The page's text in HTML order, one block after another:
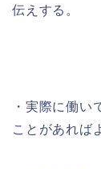
伝えする。
・実際に働い
ことがあれば